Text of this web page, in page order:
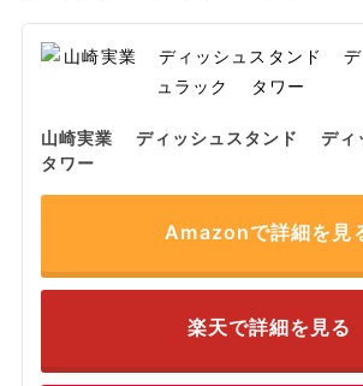
山崎実業 ディッシュスタンド ディ
タワー
Amazonで詳細を見
楽天で詳細を見る